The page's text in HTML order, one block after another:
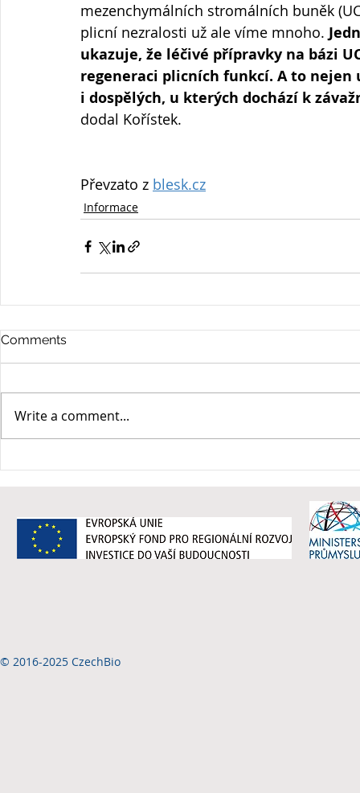
mezenchymálních stromálních buněk
plicní nezralosti už ale víme mnoho.
ukazuje, že léčivé přípravky na bázi
regeneraci plicních funkcí. A to
i dospělých, u kterých dochází k
dodal Kořístek.
Převzato z blesk.cz
Informace
Comments
Write a comment...
© 2016-2025 CzechBio